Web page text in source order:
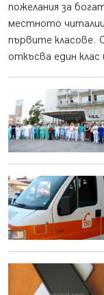
пожелания за
местното
първите класове.
откъсва един